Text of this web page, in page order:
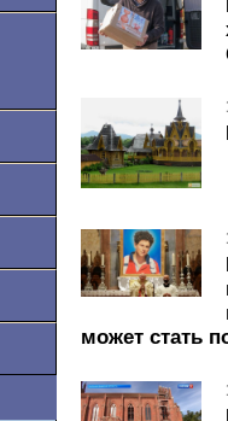
может стать